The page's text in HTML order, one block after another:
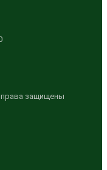
защищены